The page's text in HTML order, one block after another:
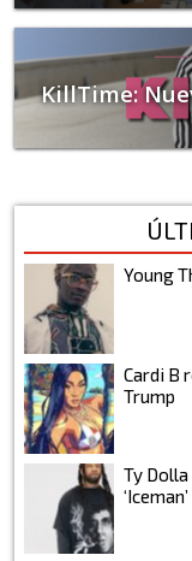
KillTime:
Young
Cardi B
Trump
Ty